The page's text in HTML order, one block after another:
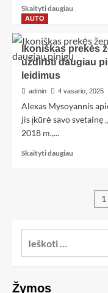
Skaityti daugiau
AUTO
Ikoniškas prekės
uždirbti daugiau
leidimus
admin 4 vasario, 2025
Alexas Mysoyannis
jis įkūrė savo svetainę
2018 m.,...
Skaityti daugiau
1
Žymos